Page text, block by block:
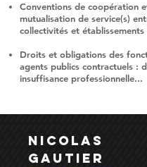
Conventions de coopération
mutualisation de service(s)
collectivités et établissements
Droits et obligations des
agents publics contractuels :
insuffisance professionnelle...
Nicolas
gautier